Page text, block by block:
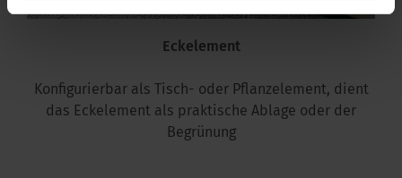
Eckelement
Konfigurierbar als Tisch- oder Pflanzelement, dient
das Eckelement als praktische Ablage oder der
Begrünung